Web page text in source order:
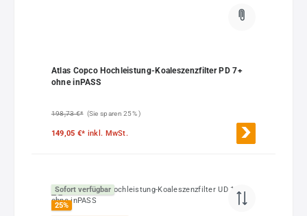
Atlas Copco Hochleistung-Koaleszenzfilter PD 7+
ohne inPASS
198,73 €* (Sie sparen 25% )
149,05 €* inkl. MwSt.
Sofort verfügbar
25%